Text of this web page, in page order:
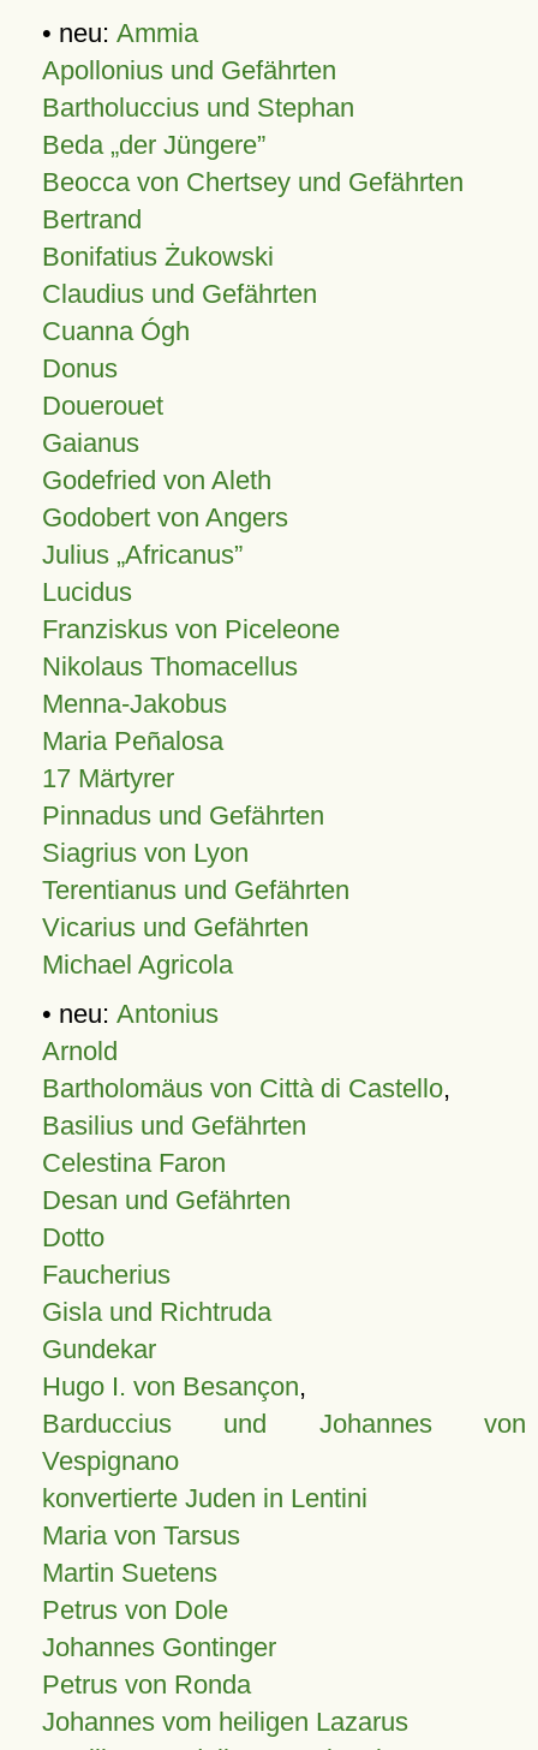
• neu: Ammia
Apollonius und Gefährten
Bartholuccius und Stephan
Beda „der Jüngere”
Beocca von Chertsey und Gefährten
Bertrand
Bonifatius Żukowski
Claudius und Gefährten
Cuanna Ógh
Donus
Douerouet
Gaianus
Godefried von Aleth
Godobert von Angers
Julius Africanus
Lucidus
Franziskus von Piceleone
Nikolaus Thomacellus
Menna-Jakobus
Maria Peñalosa
17 Märtyrer
Pinnadus und Gefährten
Siagrius von Lyon
Terentianus und Gefährten
Vicarius und Gefährten
Michael Agricola
• neu: Antonius
Arnold
Bartholomäus von Città di Castello,
Basilius und Gefährten
Celestina Faron
Desan und Gefährten
Dotto
Faucherius
Gisla und Richtruda
Gundekar
Hugo I. von Besançon,
Barduccius und Johannes von
Vespignano
konvertierte Juden in Lentini
Maria von Tarsus
Martin Suetens
Petrus von Dole
Johannes Gontinger
Petrus von Ronda
Johannes vom heiligen Lazarus